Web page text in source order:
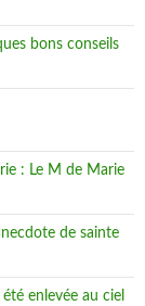
bons conseils
: Le M de Marie
de sainte
enlevée au ciel